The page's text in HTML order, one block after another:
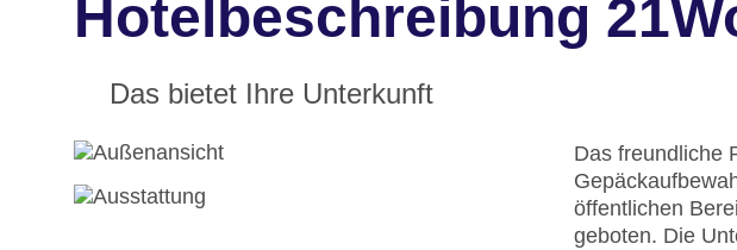
Hotelbeschreibung
Das bietet Ihre Unterkunft
Das freundliche
öffentlichen
geboten. Die